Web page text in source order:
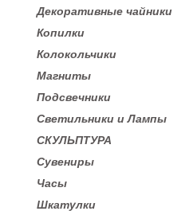
Декоративные чайники
Копилки
Колокольчики
Магниты
Подсвечники
Светильники и Лампы
СКУЛЬПТУРА
Сувениры
Часы
Шкатулки